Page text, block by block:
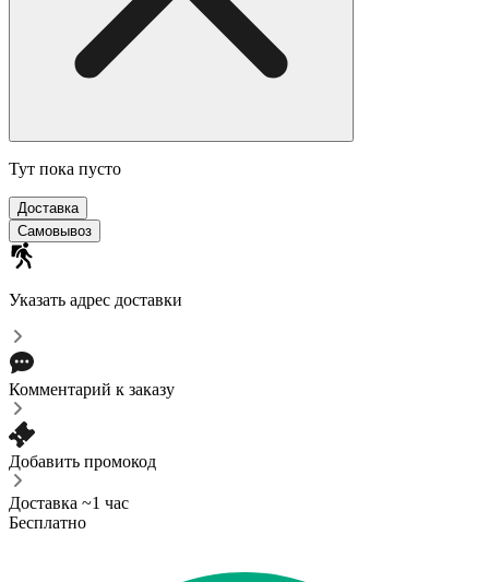
Тут пока пусто
Доставка
Самовывоз
Указать адрес доставки
Комментарий к заказу
Добавить промокод
Доставка ~1 час
Бесплатно